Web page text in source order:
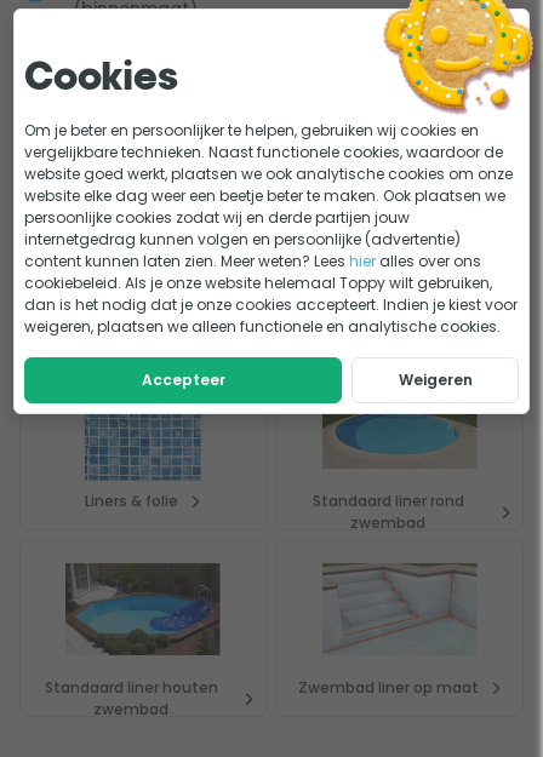
voordelen. Het belangrijkste is natuurlijk dat het water niet
uit je zwembad loopt. Daarnaast hoef jij je geen zorgen te
maken over de impact van Uv-stralen op de
zwembadliner. Daar kan ´ie tegen! Deze zwembadliner is
een duurzame keuze en zorgt voor uitstekende
bescherming van je zwembad, maar ook optimaal
waterplezier!
(binnenmaat)
Bekijk alle specificaties
Handleiding en documenten
Handleiding Zwembadliner Engels
Dit bekeken anderen
Liners & folie
Standaard liner rond
zwembad
Standaard liner houten
zwembad
Zwembad liner op maat
Cookies
Om je beter en persoonlijker te helpen, gebruiken wij cookies en
vergelijkbare technieken. Naast functionele cookies, waardoor de
website goed werkt, plaatsen we ook analytische cookies om onze
website elke dag weer een beetje beter te maken. Ook plaatsen we
persoonlijke cookies zodat wij en derde partijen jouw
internetgedrag kunnen volgen en persoonlijke (advertentie)
content kunnen laten zien. Meer weten? Leeshier alles over ons
cookiebeleid. Als je onze website helemaal Toppy wilt gebruiken,
dan is het nodig dat je onze cookies accepteert. Indien je kiest voor
weigeren, plaatsen we alleen functionele en analytische cookies.
Accepteer Weigeren